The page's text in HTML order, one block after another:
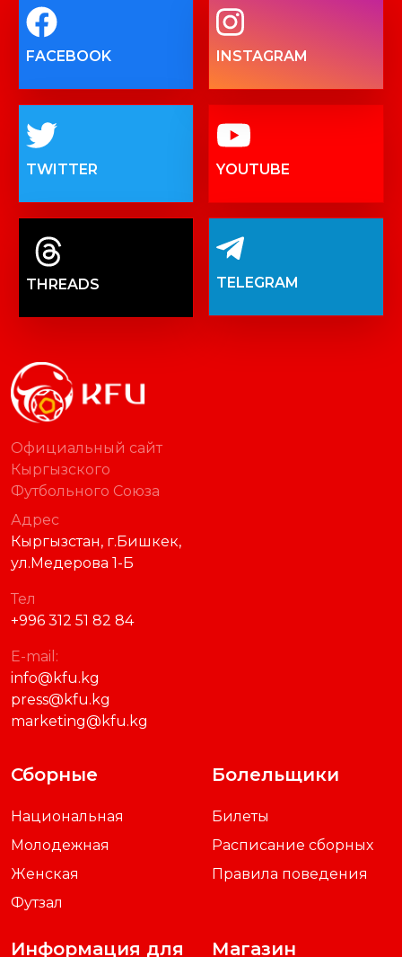
FACEBOOK INSTAGRAM
TWITTER YOUTUBE
THREADS TELEGRAM
Официальный сайт
Кыргызского
Футбольного Союза
Адрес
Кыргызстан, г.Бишкек,
ул.Медерова 1-Б
Тел
+996 312 51 82 84
E-mail:
info@kfu.kg
press@kfu.kg
marketing@kfu.kg
Сборные
Национальная
Молодежная
Женская
Футзал
Болельщики
Билеты
Расписание сборных
Правила поведения
Информация для Магазин